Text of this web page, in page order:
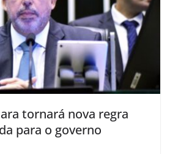
tornará nova regra
para o governo